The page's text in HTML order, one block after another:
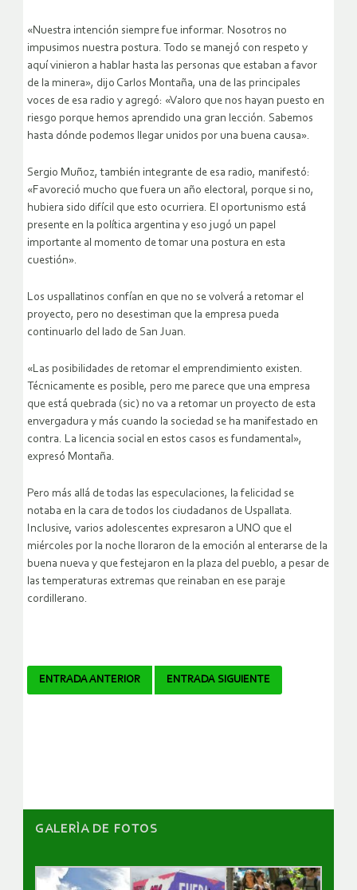
«Nuestra intención siempre fue informar. Nosotros no
impusimos nuestra postura. Todo se manejó con respeto y
aquí vinieron a hablar hasta las personas que estaban a favor
de la minera», dijo Carlos Montaña, una de las principales
voces de esa radio y agregó: «Valoro que nos hayan puesto en
riesgo porque hemos aprendido una gran lección. Sabemos
hasta dónde podemos llegar unidos por una buena causa».
Sergio Muñoz, también integrante de esa radio, manifestó:
«Favoreció mucho que fuera un año electoral, porque si no,
hubiera sido difícil que esto ocurriera. El oportunismo está
presente en la política argentina y eso jugó un papel
importante al momento de tomar una postura en esta
cuestión».
Los uspallatinos confían en que no se volverá a retomar el
proyecto, pero no desestiman que la empresa pueda
continuarlo del lado de San Juan.
«Las posibilidades de retomar el emprendimiento existen.
Técnicamente es posible, pero me parece que una empresa
que está quebrada (sic) no va a retomar un proyecto de esta
envergadura y más cuando la sociedad se ha manifestado en
contra. La licencia social en estos casos es fundamental»,
expresó Montaña.
Pero más allá de todas las especulaciones, la felicidad se
notaba en la cara de todos los ciudadanos de Uspallata.
Inclusive, varios adolescentes expresaron a UNO que el
miércoles por la noche lloraron de la emoción al enterarse de la
buena nueva y que festejaron en la plaza del pueblo, a pesar de
las temperaturas extremas que reinaban en ese paraje
cordillerano.
Navegador
ENTRADA ANTERIOR ENTRADA SIGUIENTE
GALERÌA DE FOTOS